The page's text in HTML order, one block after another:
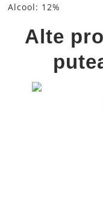
Alcool: 12%
Alte